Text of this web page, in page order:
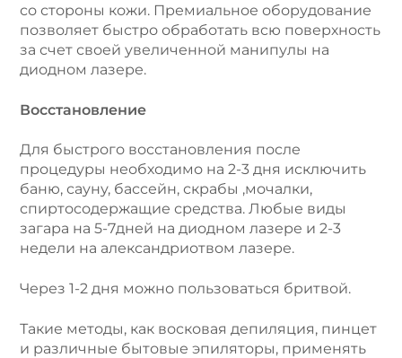
со стороны кожи. Премиальное оборудование
позволяет быстро обработать всю поверхность
за счет своей увеличенной манипулы на
диодном лазере.
Восстановление
Для быстрого восстановления после
процедуры необходимо на 2-3 дня исключить
баню, сауну, бассейн, скрабы ,мочалки,
спиртосодержащие средства. Любые виды
загара на 5-7дней на диодном лазере и 2-3
недели на александриотвом лазере.
Через 1-2 дня можно пользоваться бритвой.
Такие методы, как восковая депиляция, пинцет
и различные бытовые эпиляторы, применять